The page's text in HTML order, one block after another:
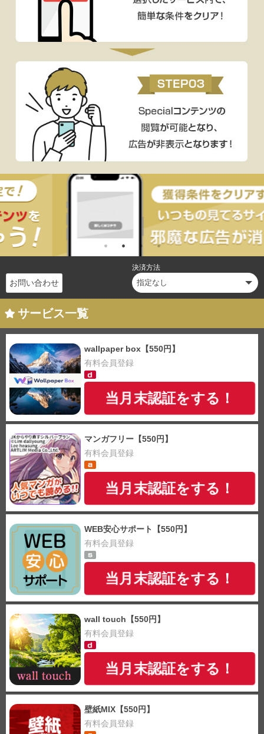
お問い合わせ
決済方法
サービス一覧
wallpaper box【550円】
有料会員登録
当月末認証をする！
マンガフリー【550円】
有料会員登録
当月末認証をする！
WEB安心サポート【550円】
有料会員登録
当月末認証をする！
wall touch【550円】
有料会員登録
当月末認証をする！
壁紙MIX【550円】
有料会員登録